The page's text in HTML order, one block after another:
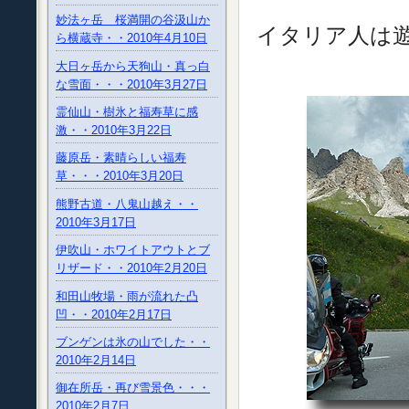
妙法ヶ岳 桜満開の谷汲山か
ら横蔵寺・・2010年4月10日
大日ヶ岳から天狗山・真っ白
な雪面・・・2010年3月27日
霊仙山・樹氷と福寿草に感
激・・2010年3月22日
藤原岳・素晴らしい福寿
草・・・2010年3月20日
熊野古道・八鬼山越え・・
2010年3月17日
伊吹山・ホワイトアウトとブ
リザード・・2010年2月20日
和田山牧場・雨が流れた凸
凹・・2010年2月17日
ブンゲンは氷の山でした・・
2010年2月14日
御在所岳・再び雪景色・・・
2010年2月7日
イタリア人は